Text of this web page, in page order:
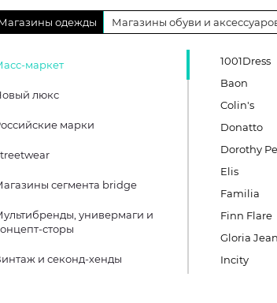
одежды Магазины обуви и
маркет
люкс
марки
сегмента bridge
универмаги и
сторы
и секонд-хенды
1001Dress
Baon
Colin's
Donatto
Dorothy
Elis
Familia
Finn Flare
Gloria
Incity